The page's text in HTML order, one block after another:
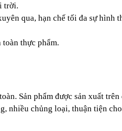
trời.
qua, hạn chế tối đa sự hình
thực phẩm.
Sản phẩm được sản xuất
nhiều chủng loại, thuận tiện